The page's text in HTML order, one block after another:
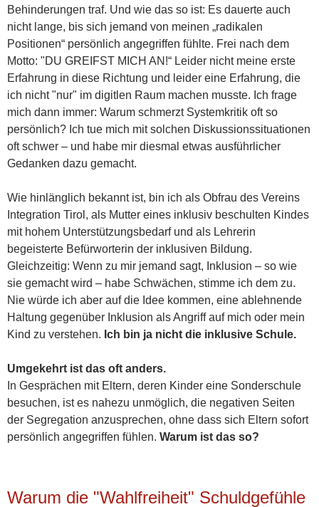
Behinderungen traf. Und wie das so ist: Es dauerte auch
nicht lange, bis sich jemand von meinen „radikalen
Positionen“ persönlich angegriffen fühlte. Frei nach dem
Motto: "DU GREIFST MICH AN!“ Leider nicht meine erste
Erfahrung in diese Richtung und leider eine Erfahrung, die
ich nicht "nur" im digitlen Raum machen musste. Ich frage
mich dann immer: Warum schmerzt Systemkritik oft so
persönlich? Ich tue mich mit solchen Diskussionssituationen
oft schwer – und habe mir diesmal etwas ausführlicher
Gedanken dazu gemacht.
Wie hinlänglich bekannt ist, bin ich als Obfrau des Vereins
Integration Tirol, als Mutter eines inklusiv beschulten Kindes
mit hohem Unterstützungsbedarf und als Lehrerin
begeisterte Befürworterin der inklusiven Bildung.
Gleichzeitig: Wenn zu mir jemand sagt, Inklusion – so wie
sie gemacht wird – habe Schwächen, stimme ich dem zu.
Nie würde ich aber auf die Idee kommen, eine ablehnende
Haltung gegenüber Inklusion als Angriff auf mich oder mein
Kind zu verstehen. Ich bin ja nicht die inklusive Schule.
Umgekehrt ist das oft anders.
In Gesprächen mit Eltern, deren Kinder eine Sonderschule
besuchen, ist es nahezu unmöglich, die negativen Seiten
der Segregation anzusprechen, ohne dass sich Eltern sofort
persönlich angegriffen fühlen. Warum ist das so?
Warum die "Wahlfreiheit" Schuldgefühle